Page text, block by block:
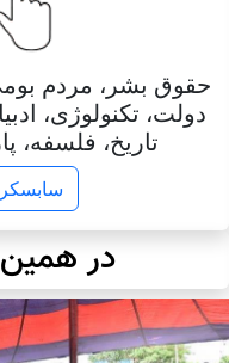
حقوق بشر، مردم
دولت، تکنولوژی،
تاریخ، فلسفه،
در